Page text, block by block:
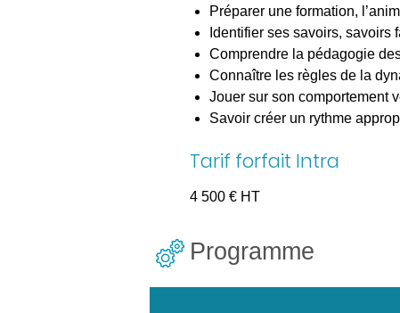
Préparer une formation,
Identifier ses savoirs, savoirs
Comprendre la pédagogie
Connaître les règles de la
Jouer sur son comportement
Savoir créer un rythme
Tarif forfait Intra
4 500 € HT
Programme